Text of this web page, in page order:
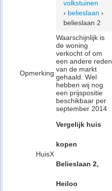
volkstuinen
› belieslaan ›
belieslaan 2
Opmerking
Waarschijnlijk is
de woning
verkocht of om
een andere reden
van de markt
gehaald. Wel
hebben wij nog
een prijspositie
beschikbaar per
september 2014
HuisX
Vergelijk huis
kopen
Belieslaan 2,
Heiloo